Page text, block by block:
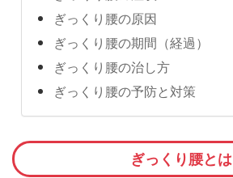
ぎっくり腰の原因
ぎっくり腰の期間（経過）
ぎっくり腰の治し方
ぎっくり腰の予防と対策
ぎっくり腰とは